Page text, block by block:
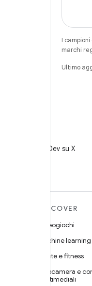
I
marchi
Ultimo
Segui @AndroidDev su X
DISCOVER
Videogiochi
Machine learning
Salute e fitness
Fotocamera e
multimediali